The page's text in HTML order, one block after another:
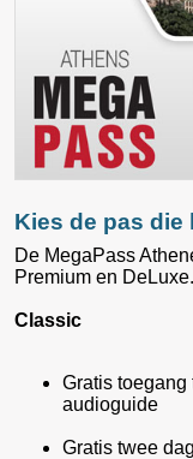
Kies de pas die
De MegaPass
Premium en
Classic
Gratis toegang
audioguide
Gratis twee